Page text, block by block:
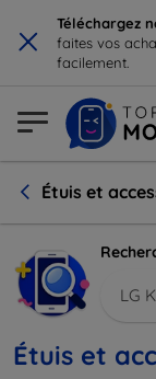
× Téléchargez
faites vos
facilement.
Étuis et
LG
Étuis et